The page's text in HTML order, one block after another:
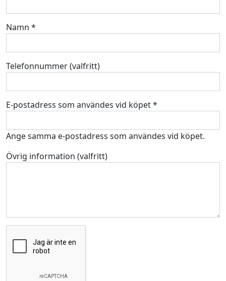
Namn *
Telefonnummer (valfritt)
E-postadress som användes vid köpet *
Ange samma e-postadress som användes vid köpet.
Övrig information (valfritt)